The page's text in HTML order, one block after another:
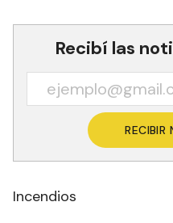
Recibí las
RECIBIR
Incendios